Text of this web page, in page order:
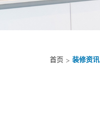
首页 > 装修资讯